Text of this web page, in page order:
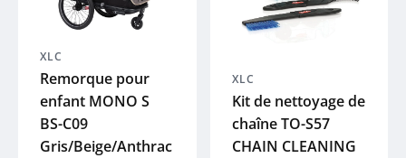
XLC
Remorque pour
enfant MONO S
BS-C09
Gris/Beige/Anthrac
XLC
Kit de nettoyage de
chaîne TO-S57
CHAIN CLEANING